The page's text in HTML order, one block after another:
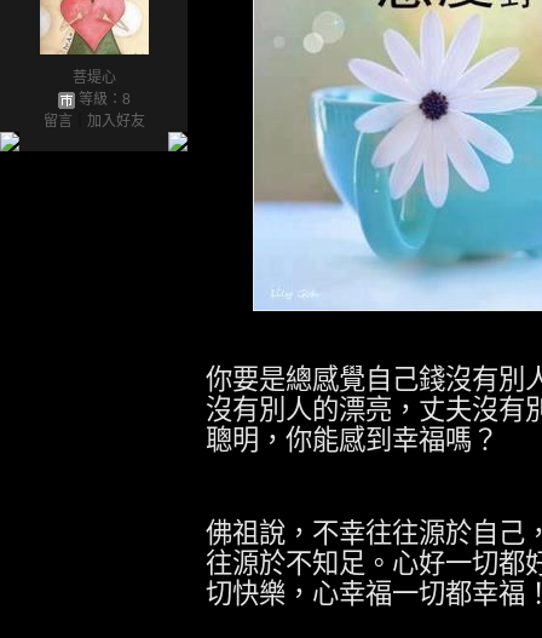
菩堤心
等級：8
留言
加入好友
你要是總感覺自己錢沒有別
沒有別人的漂亮，丈夫沒有
聰明，你能感到幸福嗎？
佛祖說，不幸往往源於自己
往源於不知足。心好一切都
切快樂，心幸福一切都幸福